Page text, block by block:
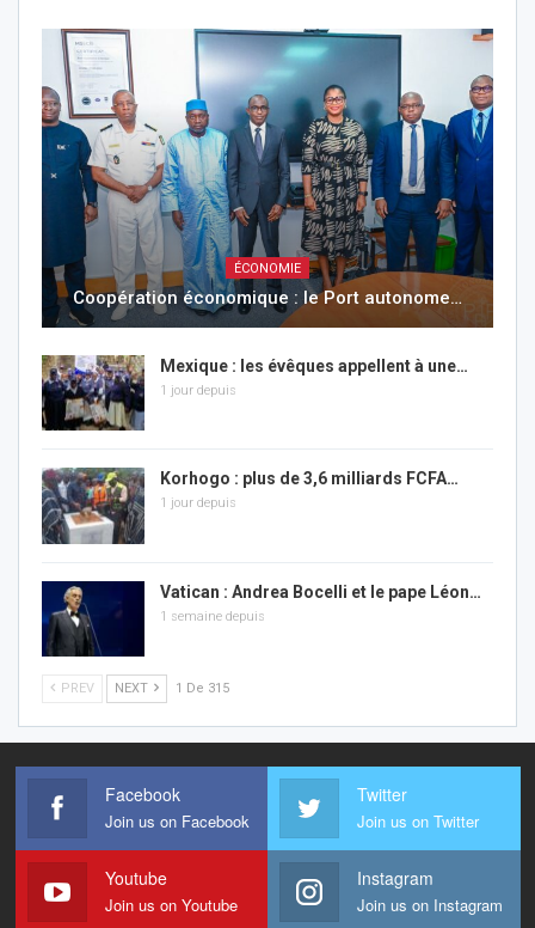
ÉCONOMIE
Coopération économique : le Port autonome…
Mexique : les évêques appellent à une…
1 jour depuis
Korhogo : plus de 3,6 milliards FCFA…
1 jour depuis
Vatican : Andrea Bocelli et le pape Léon…
1 semaine depuis
PREV NEXT 1 De 315
Facebook
Join us on Facebook
Twitter
Join us on Twitter
Youtube
Join us on Youtube
Instagram
Join us on Instagram